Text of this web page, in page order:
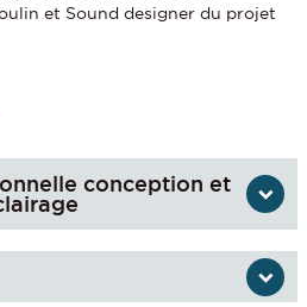
et Sound designer du projet
conception et